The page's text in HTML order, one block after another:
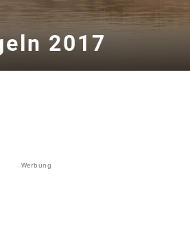
2017
Werbung